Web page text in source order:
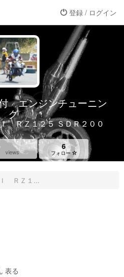
登録 / ログイン
エンジンチューニン
グ
ＲＺ１２５ ＳＤＲ２００
views
6
フォロー
ＲＺ１...
表る